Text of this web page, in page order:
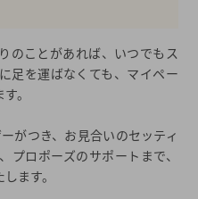
のことがあれば、いつでもス
足を運ばなくても、マイペー
。
がつき、お見合いのセッティ
プロポーズのサポートまで、
ます。